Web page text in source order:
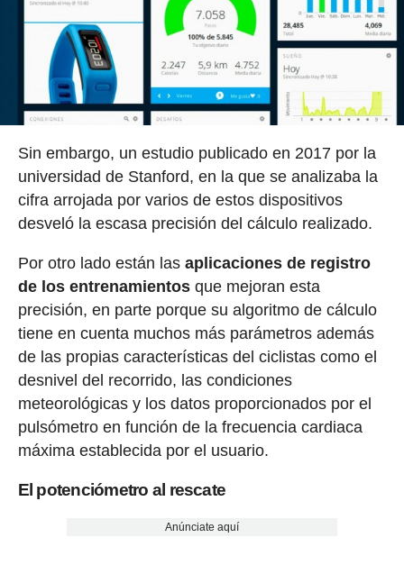
Sin embargo, un estudio publicado en 2017 por la
universidad de Stanford, en la que se analizaba la
cifra arrojada por varios de estos dispositivos
desveló la escasa precisión del cálculo realizado.
Por otro lado están las aplicaciones de registro
de los entrenamientosque mejoran esta
precisión, en parte porque su algoritmo de cálculo
tiene en cuenta muchos más parámetros además
de las propias características del ciclistas como el
desnivel del recorrido, las condiciones
meteorológicas y los datos proporcionados por el
pulsómetro en función de la frecuencia cardiaca
máxima establecida por el usuario.
El potenciómetro al rescate
Anúnciate aquí